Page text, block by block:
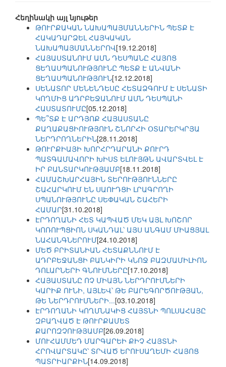
Հեղինակի այլ նյութեր
ԹՈՒՐՔԱԿԱՆ ՆԱԽԱՊԱՅՄԱՆՆԵՐԻՆ ՊԵՏՔ Է
ՀԱԿԱԴԱՐՁԵԼ ՀԱՅԿԱԿԱՆ
ՆԱԽԱՊԱՅՄԱՆՆԵՐՈՎ[19.12.2018]
ՀԱՅԱՍՏԱՆՈՒՄ ԱՄՆ ԴԵՍՊԱՆԸ ՀԱՅՈՑ
ՑԵՂԱՍՊԱՆՈՒԹՅՈՒՆԸ ՊԵՏՔ Է ԱՆՎԱՆԻ
ՑԵՂԱՍՊԱՆՈՒԹՅՈՒՆ[12.12.2018]
ՍԵՆԱՏՈՐ ՄԵՆԵՆԴԵՍԸ ՀԵՏԱՁԳՈՒՄ Է ՍԵՆԱՏԻ
ԿՈՂՄԻՑ ԱԴՐԲԵՋԱՆՈՒՄ ԱՄՆ ԴԵՍՊԱՆԻ
ՀԱՍՏԱՏՈՒՄԸ[05.12.2018]
ՊԵ՞ՏՔ Է ԱՐԴՅՈՔ ՀԱՅԱՍՏԱՆԸ
ՔԱՂԱՔԱՑԻՈՒԹՅՈՒՆ ՇՆՈՐՀԻ ՕՏԱՐԵՐԿՐՅԱ
ՆԵՐԴՐՈՂՆԵՐԻՆ[28.11.2018]
ԹՈՒՐՔԻԱՅԻ ԽՈՐՀՐԴԱՐԱՆԻ ՔՈՒՐԴ
ՊԱՏԳԱՄԱՎՈՐԻ ԽԻՍՏ ԵԼՈՒՅԹՆ ԱՎԱՐՏՎԵԼ Է
ԻՐ ԲԱՆՏԱՐԿՈՒԹՅԱՄԲ[18.11.2018]
ՀԱՄԱՇԽԱՐՀԱՅԻՆ ՏԵՐՈՒԹՅՈՒՆՆԵՐԸ
ՇԱՀԱՐԿՈՒՄ ԵՆ ՍԱՈՒԴՑԻ ԼՐԱԳՐՈՂԻ
ՍՊԱՆՈՒԹՅՈՒՆԸ ՍԵՓԱԿԱՆ ՇԱՀԵՐԻ
ՀԱՄԱՐ[31.10.2018]
ԷՐԴՈՂԱՆԻ ՀԵՏ ԿԱՊՎԱԾ ՄԵԿ ԱՅԼ ԽՈՇՈՐ
ԿՈՌՈՒՊՑԻՈՆ ՍԿԱՆԴԱԼ՝ ԱՅՍ ԱՆԳԱՄ ՄԻԱՑՅԱԼ
ՆԱՀԱՆԳՆԵՐՈՒՄ[24.10.2018]
ՄԵԾ ԲՐԻՏԱՆԻԱՆ ՀԵՏԱՔՆՆՈՒՄ Է
ԱԴՐԲԵՋԱՆՑԻ ԲԱՆԿԻՐԻ ԿՆՈՋ ԲԱԶՄԱՄԻԼԻՈՆ
ԴՈԼԱՐՆԵՐԻ ԳՆՈՒՄՆԵՐԸ[17.10.2018]
ՀԱՅԱՍՏԱՆԸ ՈՉ ՄԻԱՅՆ ՆԵՐԴՐՈՒՄՆԵՐԻ
ԿԱՐԻՔ ՈՒՆԻ, ԱՅԼԵՎ՝ ԹԵ ԲԱՐԵԳՈՐԾՈՒԹՅԱՆ,
ԹԵ ՆԵՐԴՐՈՒՄՆԵՐԻ...[03.10.2018]
ԷՐԴՈՂԱՆԻ ԿՈՂՄՆԱԿԻՑ ՀԱՅՏՆԻ ՊՈԼՍԱՀԱՅԸ
ԶԲԱՂՎԱԾ Է ԹՈՒՐՔԱՄԵՏ
ՔԱՐՈԶՉՈՒԹՅԱՄԲ[26.09.2018]
ՄՈՒՀԱՄՄԵԴ ՄԱՐԳԱՐԵԻ ՔԻՉ ՀԱՅՏՆԻ
ՀՐՈՎԱՐՏԱԿԸ՝ ՏՐՎԱԾ ԵՐՈՒՍԱՂԵՄԻ ՀԱՅՈՑ
ՊԱՏՐԻԱՐՔԻՆ[14.09.2018]